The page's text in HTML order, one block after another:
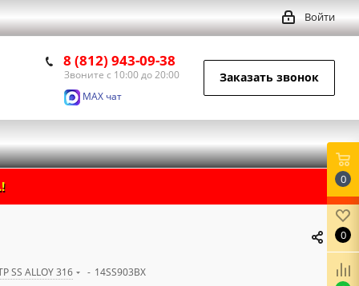
Войти
8 (812) 943-09-38
Звоните с 10:00 до 20:00
MAX чат
Заказать звонок
SS ALLOY 316 - 14SS903BX
0
0